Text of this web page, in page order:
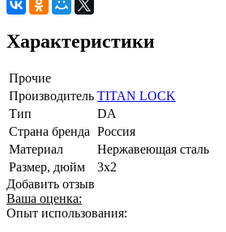
Характеристики
Прочие
Производитель TITAN LOCK
Тип
DА
Страна бренда Россия
Материал
Нержавеющая сталь
Размер, дюйм
3x2
Добавить отзыв
Ваша оценка:
Опыт использования: